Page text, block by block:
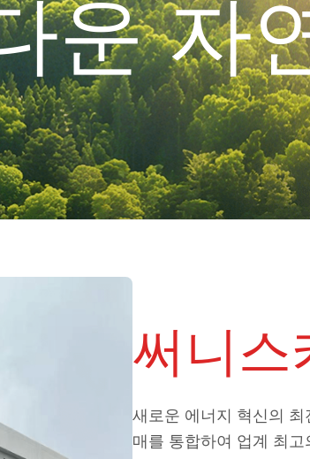
운 자
써니스
새로운 에너지 혁신의
매를 통합하여 업계 최